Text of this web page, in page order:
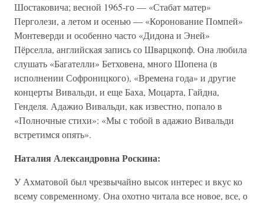
Шостаковича; весной 1965-го — «Стабат матер»
Перголези, а летом и осенью — «Коронование Помпей»
Монтеверди и особенно часто «Дидона и Эней»
Пёрселла, английская запись со Шварцкопф. Она любила
слушать «Багателли» Бетховена, много Шопена (в
исполнении Софроницкого), «Времена года» и другие
концерты Вивальди, и еще Баха, Моцарта, Гайдна,
Генделя. Адажио Вивальди, как известно, попало в
«Полночные стихи»: «Мы с тобой в адажио Вивальди
встретимся опять».
Наталия Александровна Роскина:
У Ахматовой был чрезвычайно высок интерес и вкус ко
всему современному. Она охотно читала все новое, все, о